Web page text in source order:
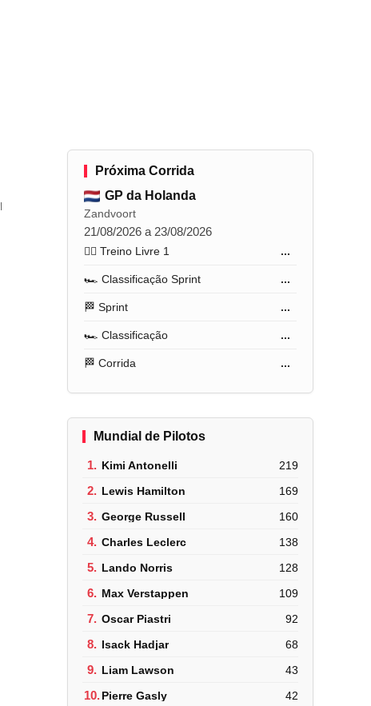
Próxima Corrida
GP da Holanda
Zandvoort
21/08/2026 a 23/08/2026
🏋️‍♂️ Treino Livre 1 ...
🏎️ Classificação Sprint ...
🏁 Sprint ...
🏎️ Classificação ...
🏁 Corrida ...
Mundial de Pilotos
1. Kimi Antonelli 219
2. Lewis Hamilton 169
3. George Russell 160
4. Charles Leclerc 138
5. Lando Norris 128
6. Max Verstappen 109
7. Oscar Piastri 92
8. Isack Hadjar 68
9. Liam Lawson 43
10.Pierre Gasly 42